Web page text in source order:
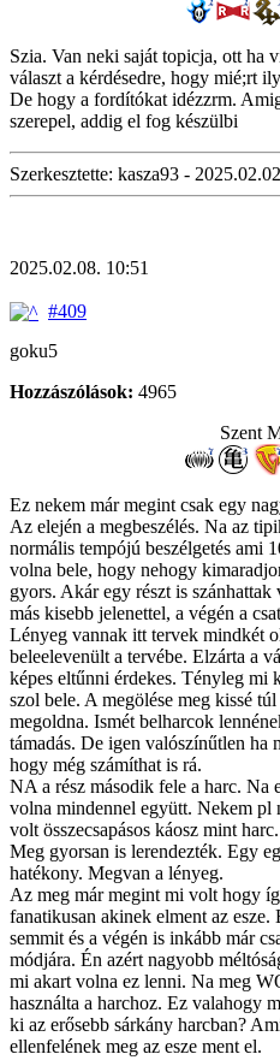
Szia. Van neki saját topicja, ott ha
választ a kérdésedre, hogy mié;rt
De hogy a fordítókat idézzrm.
szerepel, addig el fog készülbi
Szerkesztette: kasza93 -
2025.02.08. 10:51
#409
goku5
Hozzászólások: 4965
Szent
Ez nekem már megint csak egy
Az elején a megbeszélés. Na az
normális tempójú beszélgetés ami
volna bele, hogy nehogy
gyors. Akár egy részt is szánhattak
más kisebb jelenettel, a végén a
Lényeg vannak itt tervek mindkét
beleelevenült a tervébe. Elzárta a
képes eltűnni érdekes. Tényleg mi
szol bele. A megölése meg kissé
megoldna. Ismét belharcok
támadás. De igen valószínűtlen ha
hogy még számíthat is rá.
NA a rész második fele a harc. Na
volna mindennel együtt. Nekem pl
volt összecsapásos káosz mint
Meg gyorsan is lerendezték. Egy
hatékony. Megvan a lényeg.
Az meg már megint mi volt hogy
fanatikusan akinek elment az esze.
semmit és a végén is inkább már
módjára. Én azért nagyobb
mi akart volna ez lenni. Na meg
használta a harchoz. Ez valahogy
ki az erősebb sárkány harcban?
ellenfelének meg az esze ment el.